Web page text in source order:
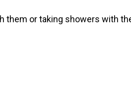
or taking showers with